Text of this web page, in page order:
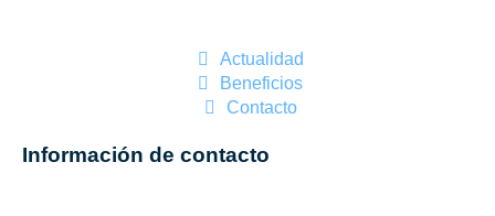
Actualidad
Beneficios
Contacto
Información de contacto